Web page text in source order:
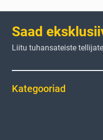
Saad
Liitu tuhansateiste
Kategooriad